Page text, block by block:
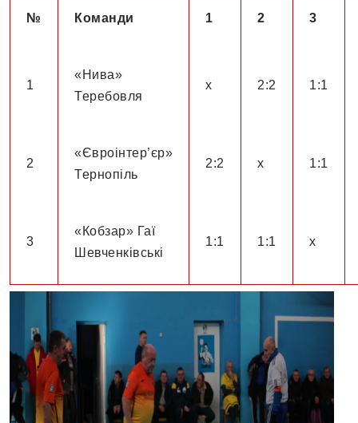
№ Команди 1 2 3
1
«Нива»
Теребовля
х 2:2 1:1
2
«Євроінтер’єр»
Тернопіль
2:2 х 1:1
3
«Кобзар» Гаї
Шевченківські
1:1 1:1 х